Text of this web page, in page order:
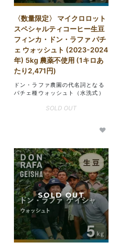
〈数量限定〉 マイクロロット
スペシャルティコーヒー生豆
フィンカ・ドン・ラファ パチ
ェ ウォッシュト (2023-2024
年) 5kg 農薬不使用 (1キロあ
たり2,471円)
ドン・ラファ農園の代名詞となる
パチェ種ウォッシュト（水洗式）
SOLD OUT